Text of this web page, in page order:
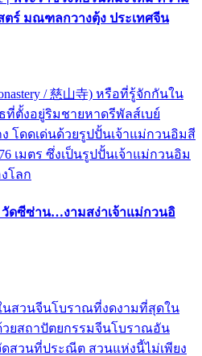
ร์ มณฑลกวางตุ้ง ประเทศจีน
/ 慈山寺) หรือที่รู้จักกันใน
ตั้งอยู่ริมชายหาดรีพัลส์เบย์
ง โดดเด่นด้วยรูปปั้นเจ้าแม่กวนอิมสี
เมตร ซึ่งเป็นรูปปั้นเจ้าแม่กวนอิม
โลก
| วัดซีซ่าน…งามสง่าเจ้าแม่กวนอิ
สวนจีนโบราณที่งดงามที่สุดใน
วยสถาปัตยกรรมจีนโบราณอัน
สวนที่ประณีต สวนแห่งนี้ไม่เพียง